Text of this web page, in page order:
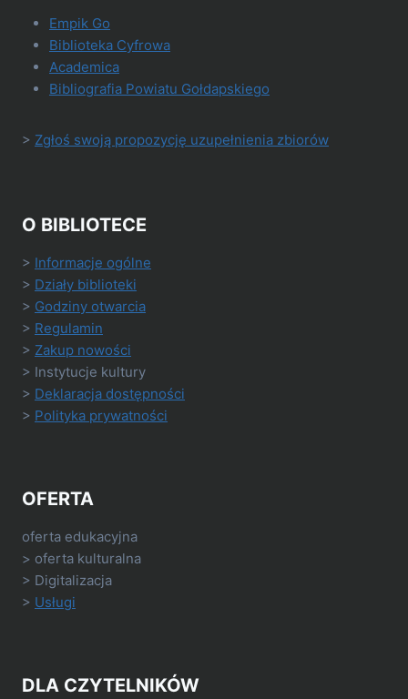
Empik Go
Biblioteka Cyfrowa
Academica
Bibliografia Powiatu Gołdapskiego
> Zgłoś swoją propozycję uzupełnienia zbiorów
O BIBLIOTECE
> Informacje ogólne
> Działy biblioteki
> Godziny otwarcia
> Regulamin
> Zakup nowości
> Instytucje kultury
> Deklaracja dostępności
> Polityka prywatności
OFERTA
oferta edukacyjna
> oferta kulturalna
> Digitalizacja
> Usługi
DLA CZYTELNIKÓW